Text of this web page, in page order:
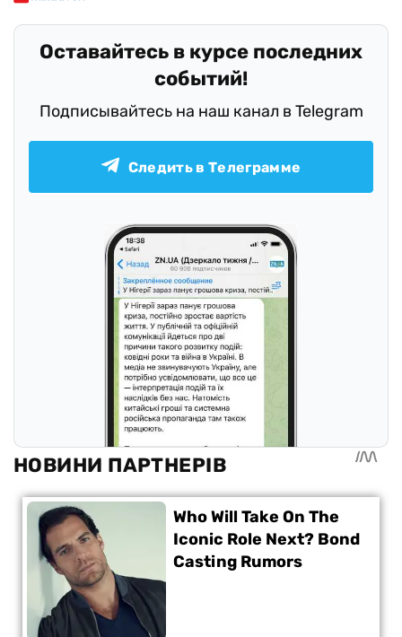
Оставайтесь в курсе последних
событий!
Подписывайтесь на наш канал в Telegram
Следить в Телеграмме